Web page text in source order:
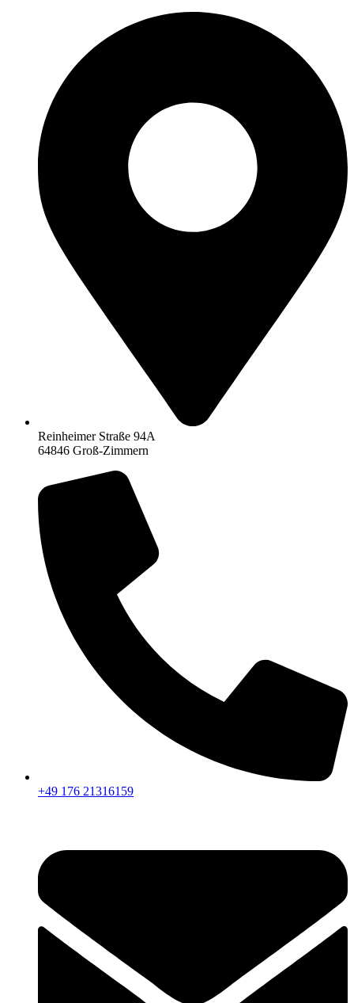
Reinheimer Straße 94A
64846 Groß-Zimmern
+49 176 21316159